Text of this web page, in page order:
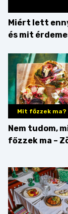
Miért lett
és mit
Mit főzzek ma?
Nem tudom,
főzzek ma –